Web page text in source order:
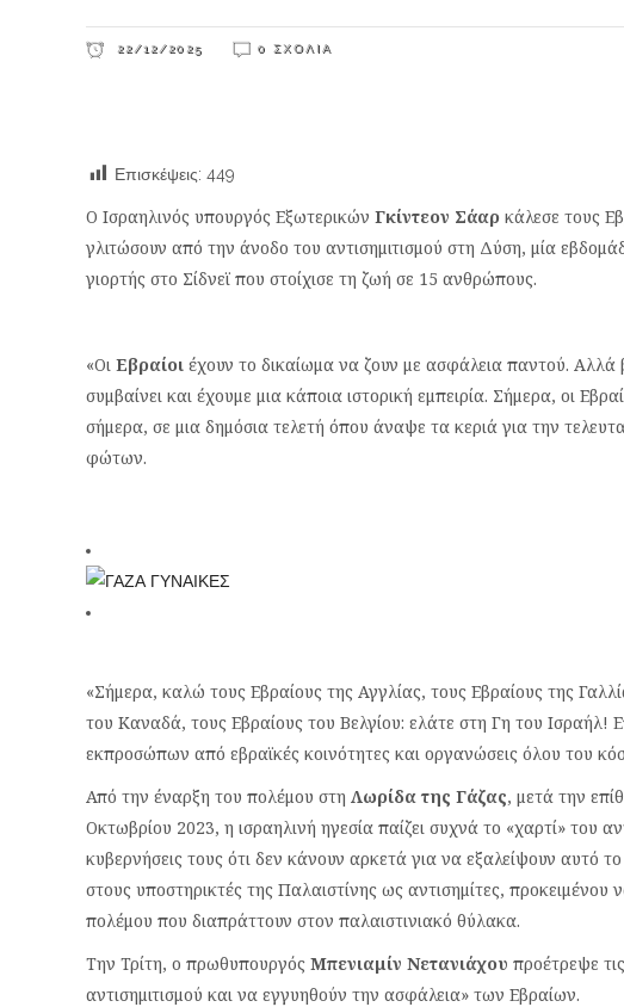
22/12/2025 0 ΣΧΌΛΙΑ
Επισκέψεις: 449
Ο Ισραηλινός υπουργός Εξωτερικών Γκίντεον Σάαρ κάλεσε τους
γλιτώσουν από την άνοδο του αντισημιτισμού στη Δύση, μία
γιορτής στο Σίδνεϊ που στοίχισε τη ζωή σε 15 ανθρώπους.
«Οι Εβραίοι έχουν το δικαίωμα να ζουν με ασφάλεια παντού.
συμβαίνει και έχουμε μια κάποια ιστορική εμπειρία. Σήμερα, οι
σήμερα, σε μια δημόσια τελετή όπου άναψε τα κεριά για την
φώτων.
«Σήμερα, καλώ τους Εβραίους της Αγγλίας, τους Εβραίους της
του Καναδά, τους Εβραίους του Βελγίου: ελάτε στη Γη του Ισραήλ!
εκπροσώπων από εβραϊκές κοινότητες και οργανώσεις όλου του
Από την έναρξη του πολέμου στη Λωρίδα της Γάζας, μετά την
Οκτωβρίου 2023, η ισραηλινή ηγεσία παίζει συχνά το «χαρτί» του
κυβερνήσεις τους ότι δεν κάνουν αρκετά για να εξαλείψουν αυτό
στους υποστηρικτές της Παλαιστίνης ως αντισημίτες,
πολέμου που διαπράττουν στον παλαιστινιακό θύλακα.
Την Τρίτη, ο πρωθυπουργός Μπενιαμίν Νετανιάχου προέτρεψε
αντισημιτισμού και να εγγυηθούν την ασφάλεια» των Εβραίων.